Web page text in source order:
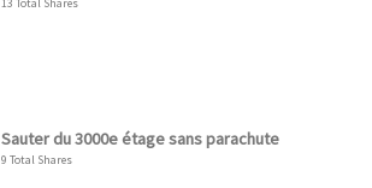
13 Total Shares
Sauter du 3000e étage sans parachute
9 Total Shares